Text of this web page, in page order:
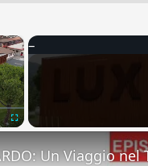
×
Un Viaggio